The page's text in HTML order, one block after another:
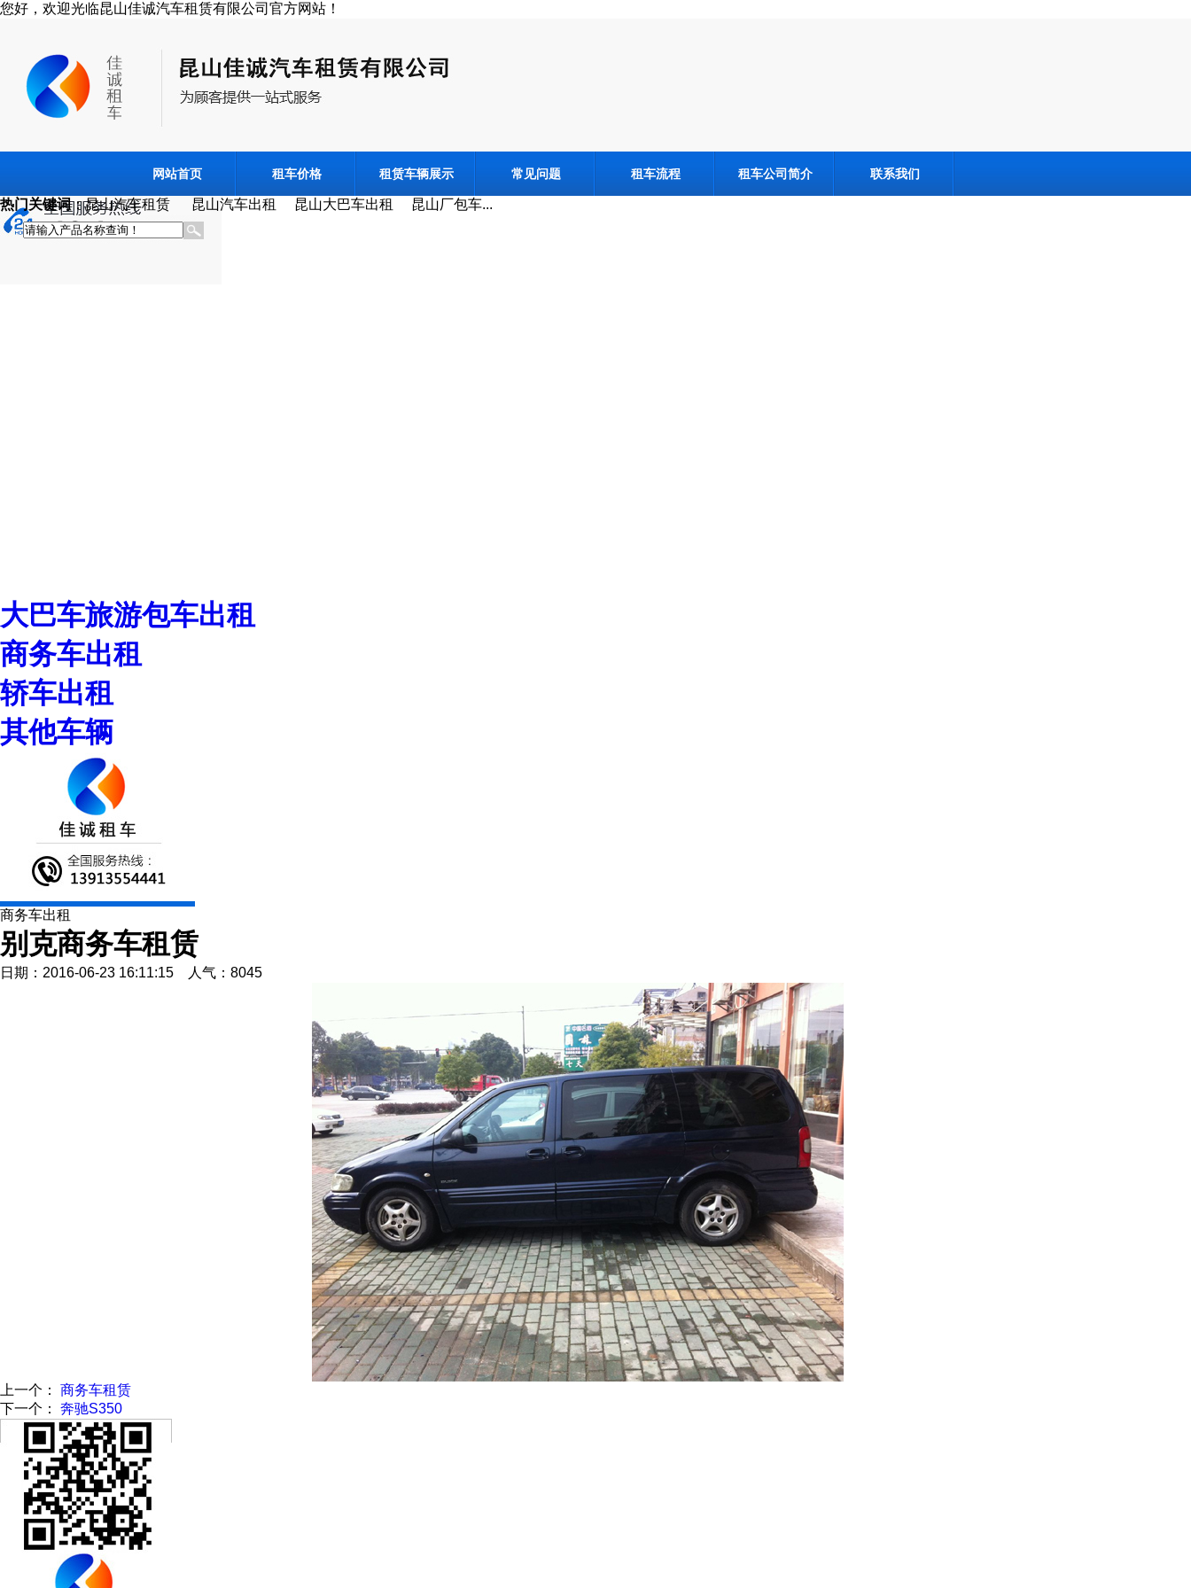
您好，欢迎光临昆山佳诚汽车租赁有限公司官方网站！
网站首页 租车价格 租赁车辆展示 常见问题 租车流程 租车公司简介 联系我们
热门关键词：昆山汽车租赁 昆山汽车出租 昆山大巴车出租 昆山厂包车...
大巴车旅游包车出租
商务车出租
轿车出租
其他车辆
商务车出租
别克商务车租赁
日期：2016-06-23 16:11:15 人气：8045
上一个： 商务车租赁
下一个： 奔驰S350